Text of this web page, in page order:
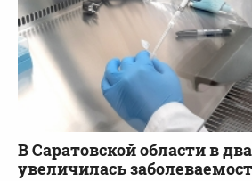
В Саратовской области в
увеличилась